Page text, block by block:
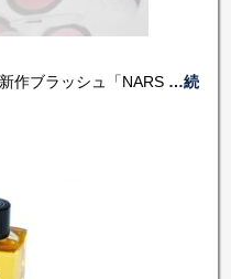
作ブラッシュ「NARS …続